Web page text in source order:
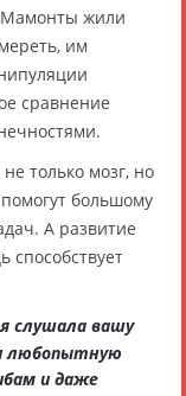
Мамонты жили
им
сравнение
только мозг, но
большому
А развитие
способствует
слушала вашу
любопытную
и даже